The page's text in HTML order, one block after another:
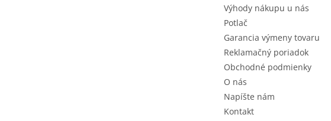
Výhody nákupu u nás
Potlač
Garancia výmeny tovaru
Reklamačný poriadok
Obchodné podmienky
O nás
Napíšte nám
Kontakt